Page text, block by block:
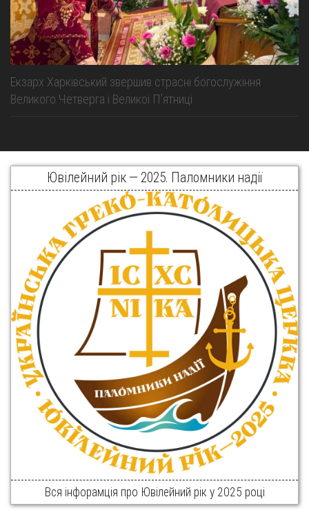
Екзарх Харківський звершив страсні богослужіння
Великого Четверга і Великої Пʼятниці
Ювілейний рік — 2025. Паломники надії
Вся інфорамція про Ювілейний рік у 2025 році